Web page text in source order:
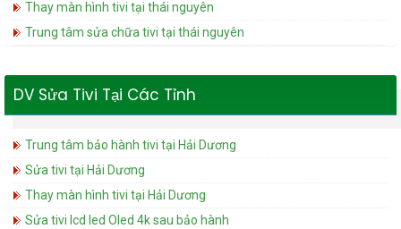
Thay màn hình tivi tại thái nguyên
Trung tâm sửa chữa tivi tại thái nguyên
DV Sửa Tivi Tại Các Tỉnh
Trung tâm bảo hành tivi tại Hải Dương
Sửa tivi tại Hải Dương
Thay màn hình tivi tại Hải Dương
Sửa tivi lcd led Oled 4k sau bảo hành